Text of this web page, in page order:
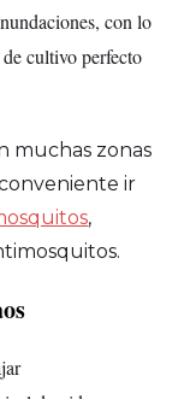
con lo
cultivo perfecto
muchas zonas
ir
,